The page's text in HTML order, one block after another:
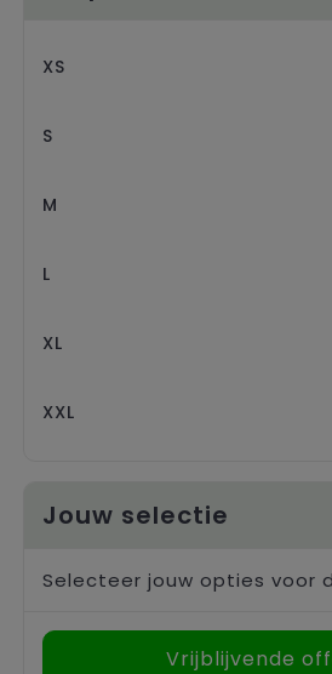
XS
S
M
L
XL
XXL
Jouw selectie
Selecteer jouw opties voor
Vrijblijvende